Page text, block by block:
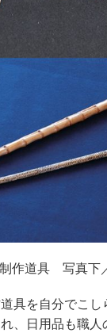
制作道具 写真下
具を自分でこし
、日用品も職人